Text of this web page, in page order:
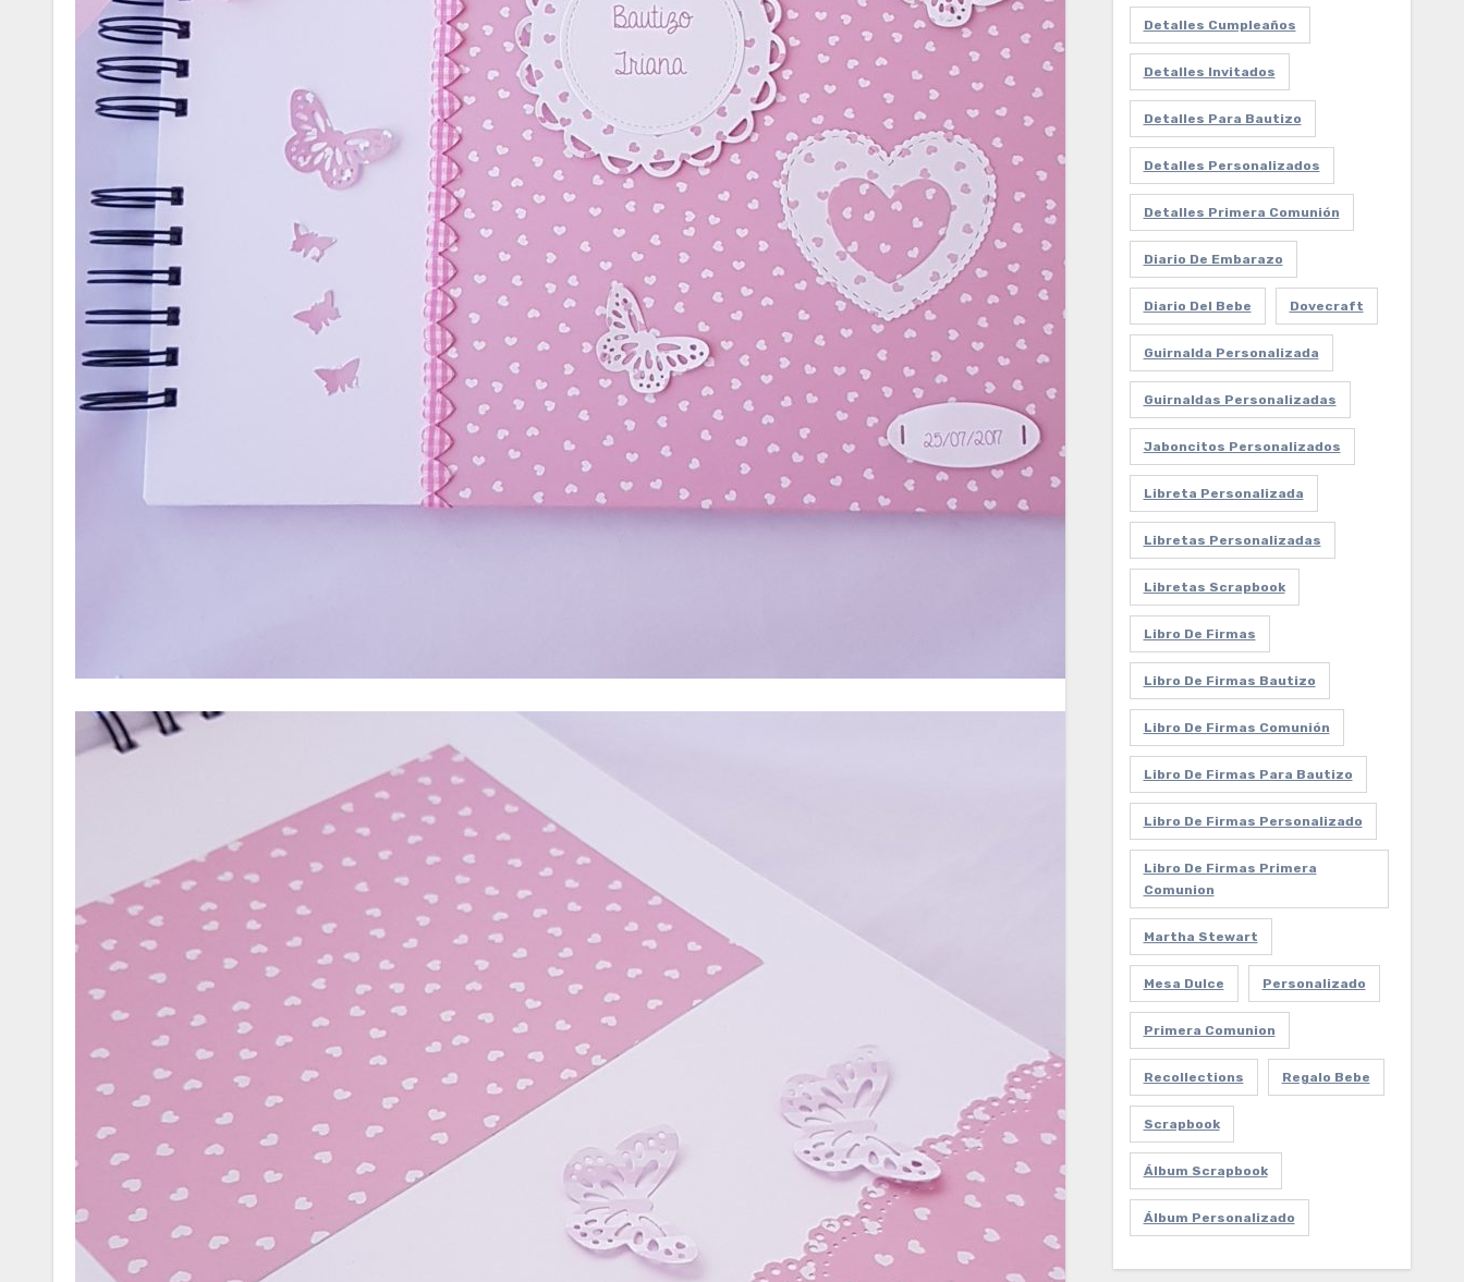
Detalles Cumpleaños
Detalles Invitados
Detalles Para Bautizo
Detalles Personalizados
Detalles Primera Comunión
Diario De Embarazo
Diario Del Bebe Dovecraft
Guirnalda Personalizada
Guirnaldas Personalizadas
Jaboncitos Personalizados
Libreta Personalizada
Libretas Personalizadas
Libretas Scrapbook
Libro De Firmas
Libro De Firmas Bautizo
Libro De Firmas Comunión
Libro De Firmas Para Bautizo
Libro De Firmas Personalizado
Libro De Firmas Primera
Comunion
Martha Stewart
Mesa Dulce Personalizado
Primera Comunion
Recollections Regalo Bebe
Scrapbook
Álbum Scrapbook
Álbum Personalizado